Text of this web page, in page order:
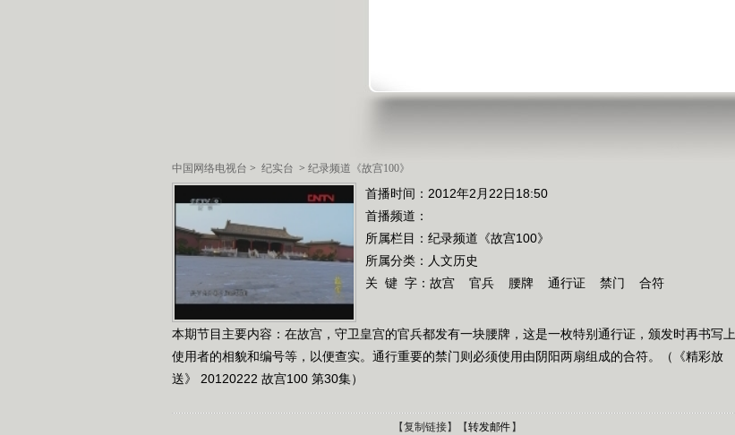
中国网络电视台 > 纪实台 > 纪录频道《故宫100》
首播时间：2012年2月22日18:50
首播频道：
所属栏目： 纪录频道《故宫100》
所属分类：人文历史
关 键 字： 故宫 官兵 腰牌 通行证 禁门 合符
本期节目主要内容：在故宫，守卫皇宫的官兵都发有一块腰牌，这是一枚特别通行证，颁发时再书写上
使用者的相貌和编号等，以便查实。通行重要的禁门则必须使用由阴阳两扇组成的合符。（《精彩放
送》 20120222 故宫100 第30集）
【复制链接】【转发邮件】